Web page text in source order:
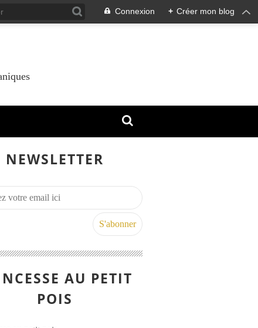
Connexion + Créer mon blog
NEWSLETTER
AU PETIT
POIS